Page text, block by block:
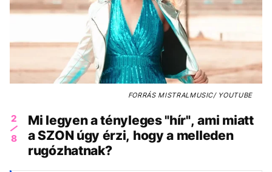
FORRÁSMISTRALMUSIC/ YOUTUBE
2
8
Mi legyen a tényleges "hír", ami miatt
a SZON úgy érzi, hogy a melleden
rugózhatnak?